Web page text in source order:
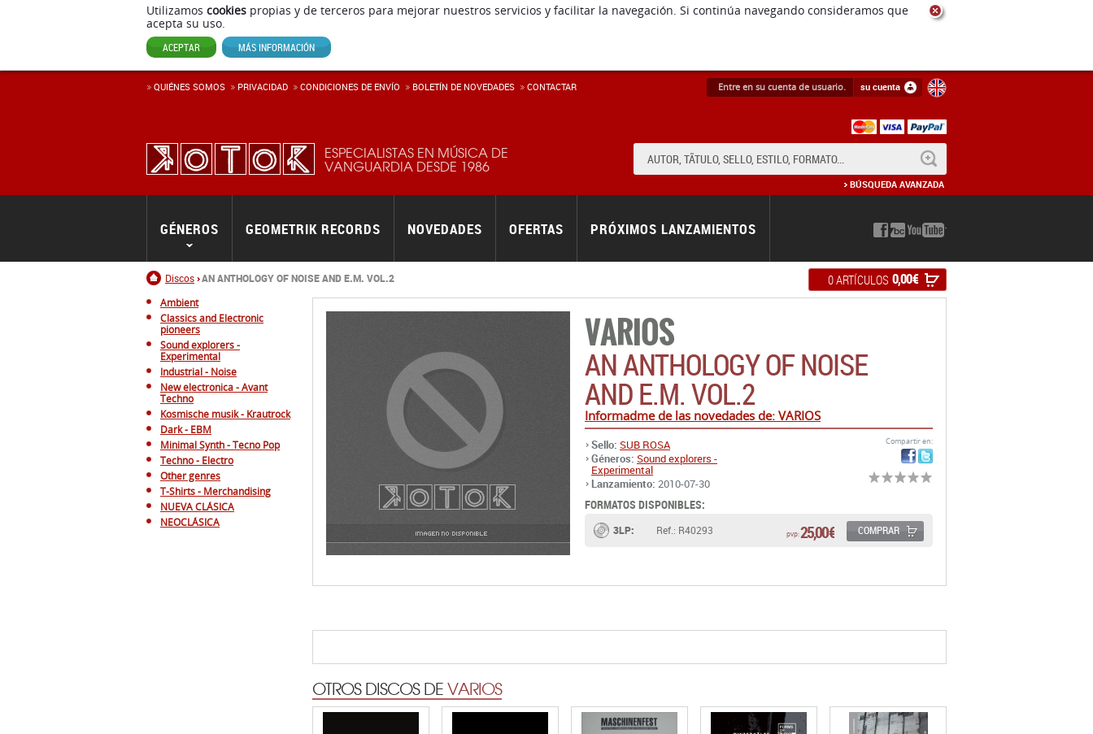
Utilizamos cookies propias y de terceros para mejorar nuestros servicios y facilitar la navegación. Si continúa navegando consideramos que
acepta su uso.
ACEPTAR MÁS INFORMACIÓN
ESPECIALISTAS EN MÚSICA DE
VANGUARDIA DESDE 1986
Inicio
Discos AN ANTHOLOGY OF NOISE AND E.M. VOL.2
Entre en su cuenta de usuario. su cuenta
BÚSQUEDA AVANZADA
0 ARTÍCULOS 0,00 €
GÉNEROS GEOMETRIK RECORDS NOVEDADES OFERTAS PRÓXIMOS LANZAMIENTOS
QUIÉNES SOMOS PRIVACIDAD CONDICIONES DE ENVÍ­O BOLETÍN DE NOVEDADES CONTACTAR
Ambient
Classics and Electronic
pioneers
Sound explorers -
Experimental
Industrial - Noise
New electronica - Avant
Techno
Kosmische musik - Krautrock
Dark - EBM
Minimal Synth - Tecno Pop
Techno - Electro
Other genres
T-Shirts - Merchandising
NUEVA CLÁSICA
NEOCLÁSICA
VARIOS
AN ANTHOLOGY OF NOISE
AND E.M. VOL.2
Informadme de las novedades de: VARIOS
Sello: SUB ROSA
Géneros: Sound explorers -
Experimental
Lanzamiento: 2010-07-30
Compartir en:
FORMATOS DISPONIBLES:
3LP: Ref.: R40293 pvp:25,00 € COMPRAR
OTROS DISCOS DEVARIOS